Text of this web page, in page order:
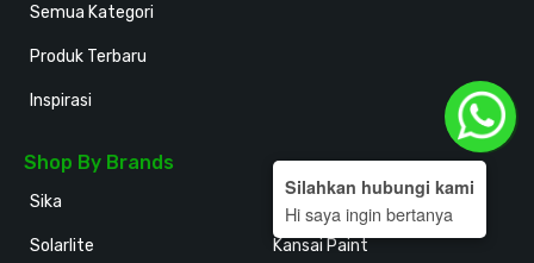
Semua Kategori
Produk Terbaru
Inspirasi
Shop By Brands
Sika
Solarlite Kansai Paint
Silahkan hubungi kami
Hi saya ingin bertanya